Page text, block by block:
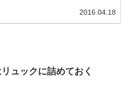
2016.04.18
ュックに詰めておく